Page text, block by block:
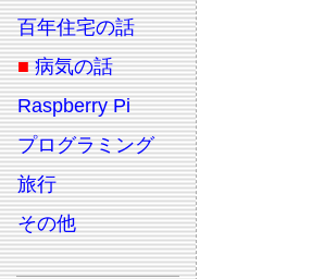
百年住宅の話
■ 病気の話
Raspberry Pi
プログラミング
旅行
その他